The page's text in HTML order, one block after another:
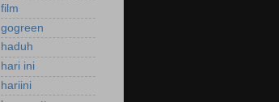
film
gogreen
haduh
hari ini
hariini